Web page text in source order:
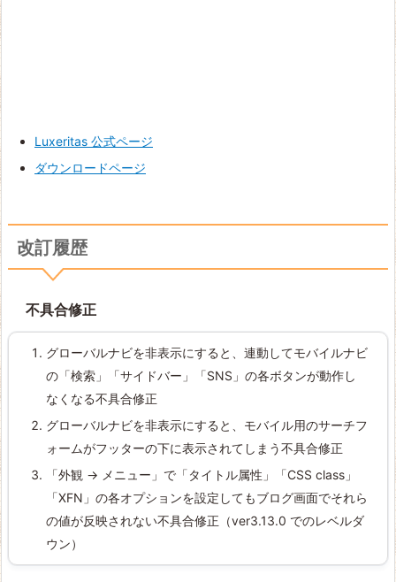
Luxeritas 公式ページ
ダウンロードページ
改訂履歴
不具合修正
グローバルナビを非表示にすると、連動してモバイルナビ
の「検索」「サイドバー」「SNS」の各ボタンが動作し
なくなる不具合修正
グローバルナビを非表示にすると、モバイル用のサーチフ
ォームがフッターの下に表示されてしまう不具合修正
「外観 -> メニュー」で「タイトル属性」「CSS class」
「XFN」の各オプションを設定してもブログ画面でそれら
の値が反映されない不具合修正（ver3.13.0 でのレベルダ
ウン）